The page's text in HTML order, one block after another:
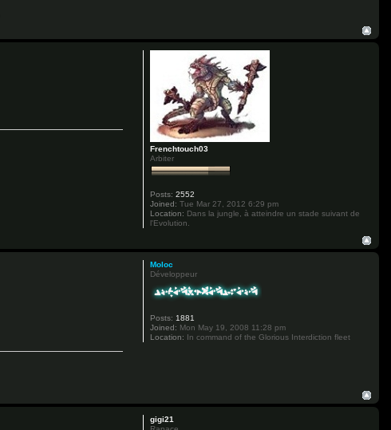
Frenchtouch03
Arbiter
Posts: 2552
Joined: Tue Mar 27, 2012 6:29 pm
Location: Dans la jungle, à atteindre un stade suivant de
l'Evolution.
Moloc
Développeur
Posts: 1881
Joined: Mon May 19, 2008 11:28 pm
Location: In command of the Glorious Interdiction fleet
gigi21